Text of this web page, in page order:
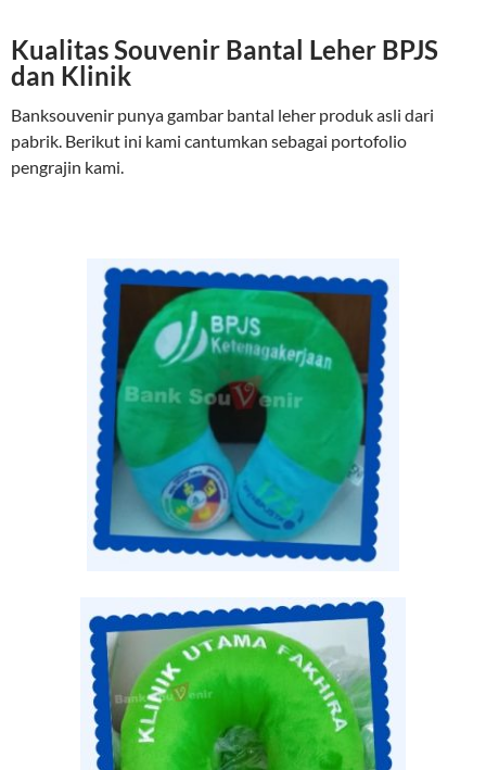
Kualitas Souvenir Bantal Leher BPJS
dan Klinik
Banksouvenir punya gambar bantal leher produk asli dari
pabrik. Berikut ini kami cantumkan sebagai portofolio
pengrajin kami.